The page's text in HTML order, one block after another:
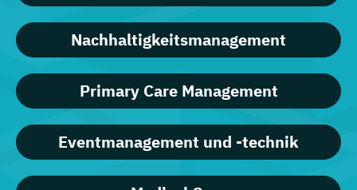
Nachhaltigkeitsmanagement
Primary Care Management
Eventmanagement und -technik